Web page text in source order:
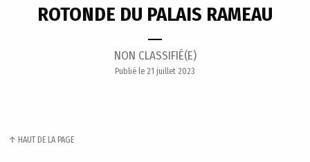
ROTONDE DU PALAIS RAMEAU
NON CLASSIFIÉ(E)
Publié le 21 juillet 2023
HAUT DE LA PAGE